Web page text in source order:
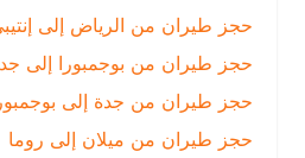
حجز طيران من الرياض إلى إنتيبي |
حجز طيران من بوجمبورا إلى جدة
حجز طيران من جدة إلى بوجمبورا |
حجز طيران من ميلان إلى روما
|